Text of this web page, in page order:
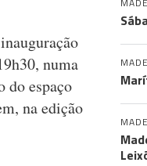
numa
do espaço
na edição